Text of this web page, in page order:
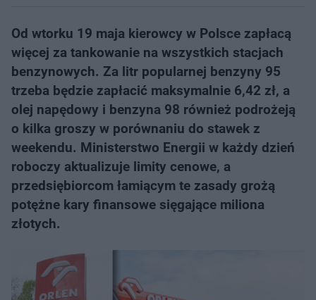
Od wtorku 19 maja kierowcy w Polsce zapłacą
więcej za tankowanie na wszystkich stacjach
benzynowych. Za litr popularnej benzyny 95
trzeba będzie zapłacić maksymalnie 6,42 zł, a
olej napędowy i benzyna 98 również podrożeją
o kilka groszy w porównaniu do stawek z
weekendu. Ministerstwo Energii w każdy dzień
roboczy aktualizuje limity cenowe, a
przedsiębiorcom łamiącym te zasady grożą
potężne kary finansowe sięgające miliona
złotych.